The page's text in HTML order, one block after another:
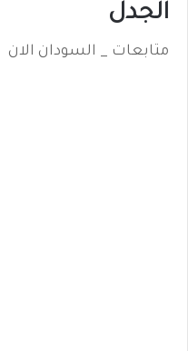
الجدل
متابعات _ السودان الان